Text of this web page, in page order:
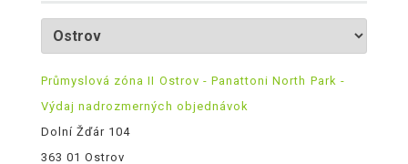
Průmyslová zóna II Ostrov - Panattoni North Park -
Výdaj nadrozmerných objednávok
Dolní Žďár 104
363 01 Ostrov